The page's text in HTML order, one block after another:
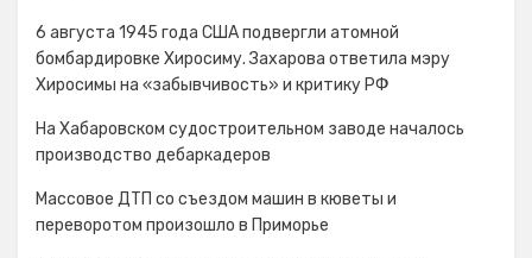
6 августа 1945 года США подвергли атомной
бомбардировке Хиросиму. Захарова ответила мэру
Хиросимы на «забывчивость» и критику РФ
На Хабаровском судостроительном заводе началось
производство дебаркадеров
Массовое ДТП со съездом машин в кюветы и
переворотом произошло в Приморье